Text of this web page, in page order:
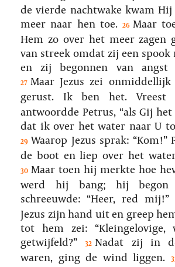
de vierde nachtwake kwam
meer naar hen toe.26 Maar
Hem zo over het meer zagen
van streek omdat zij een spook
en zij begonnen van angst
27 Maar Jezus zei onmiddellijk
gerust. Ik ben het. Vreest
antwoordde Petrus, “als Gij
dat ik over het water naar U
29 Waarop Jezus sprak:
de boot en liep over het
30 Maar toen hij merkte hoe
werd hij bang; hij
schreeuwde: “Heer, red mij!”
Jezus zijn hand uit en greep
tot hem zei: “Kleingelovige,
getwijfeld?”32 Nadat zij in
waren, ging de wind liggen.